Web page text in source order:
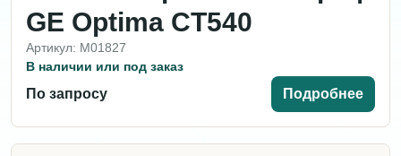
GE Optima CT540
Артикул: M01827
В наличии или под заказ
По запросу Подробнее